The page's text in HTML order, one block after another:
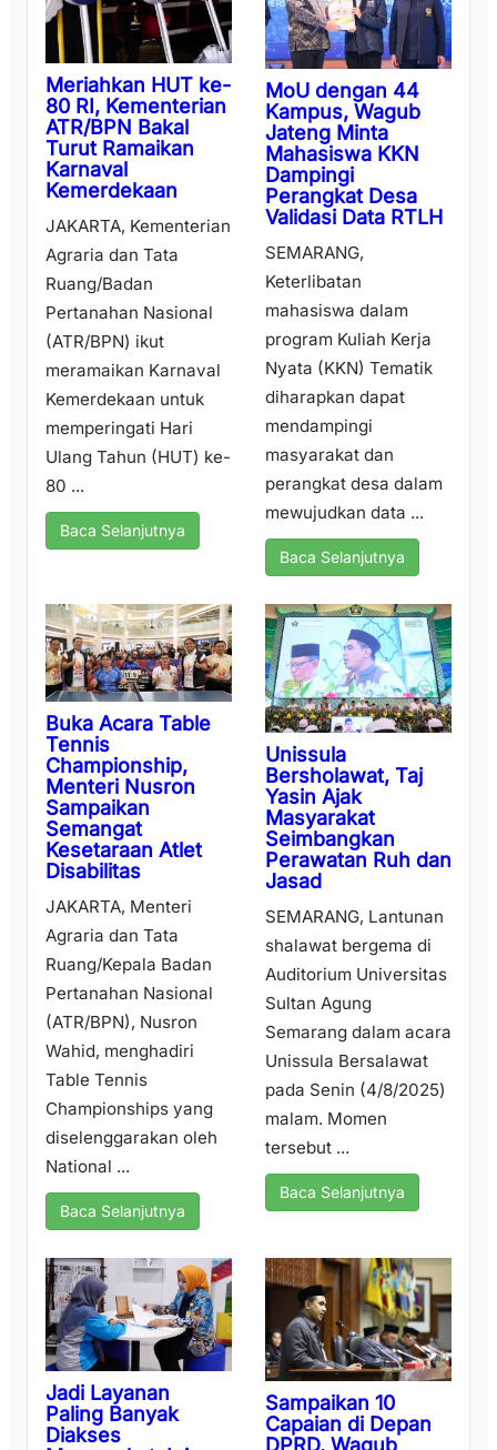
Meriahkan HUT ke-
80 RI, Kementerian
ATR/BPN Bakal
Turut Ramaikan
Karnaval
Kemerdekaan
JAKARTA, Kementerian
Agraria dan Tata
Ruang/Badan
Pertanahan Nasional
(ATR/BPN) ikut
meramaikan Karnaval
Kemerdekaan untuk
memperingati Hari
Ulang Tahun (HUT) ke-
80 ...
Baca Selanjutnya
MoU dengan 44
Kampus, Wagub
Jateng Minta
Mahasiswa KKN
Dampingi
Perangkat Desa
Validasi Data RTLH
SEMARANG,
Keterlibatan
mahasiswa dalam
program Kuliah Kerja
Nyata (KKN) Tematik
diharapkan dapat
mendampingi
masyarakat dan
perangkat desa dalam
mewujudkan data ...
Baca Selanjutnya
Buka Acara Table
Tennis
Championship,
Menteri Nusron
Sampaikan
Semangat
Kesetaraan Atlet
Disabilitas
JAKARTA, Menteri
Agraria dan Tata
Ruang/Kepala Badan
Pertanahan Nasional
(ATR/BPN), Nusron
Wahid, menghadiri
Table Tennis
Championships yang
diselenggarakan oleh
National ...
Baca Selanjutnya
Unissula
Bersholawat, Taj
Yasin Ajak
Masyarakat
Seimbangkan
Perawatan Ruh dan
Jasad
SEMARANG, Lantunan
shalawat bergema di
Auditorium Universitas
Sultan Agung
Semarang dalam acara
Unissula Bersalawat
pada Senin (4/8/2025)
malam. Momen
tersebut ...
Baca Selanjutnya
Jadi Layanan
Paling Banyak
Diakses
Sampaikan 10
Capaian di Depan
DPRD, Wagub